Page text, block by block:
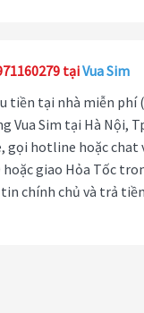
tạiVua Sim
tiền tại nhà miễn phí
Vua Sim tại Hà Nội,
hotline hoặc chat
hoặc giao Hỏa Tốc
chính chủ và trả